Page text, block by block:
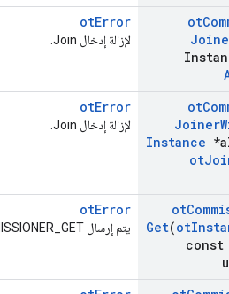
ot
otError
لإزالة إدخال Join.
ot
Joiner
Instance *a
ot
otError
لإزالة إدخال Join.
ot
Get(ot
otError
يتم إرسال MGMT_COMMISSIONER_GET.